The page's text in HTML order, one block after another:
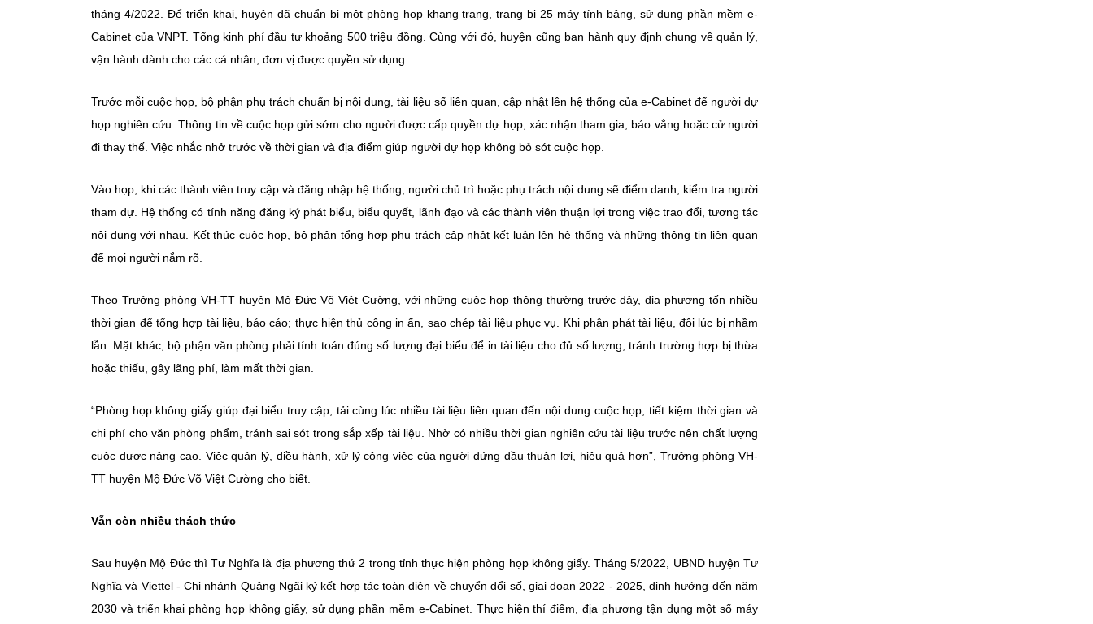
tháng 4/2022. Để triển khai, huyện đã chuẩn bị một phòng họp khang trang, trang bị 25 máy tính bảng, sử dụng phần mềm e-
Cabinet của VNPT. Tổng kinh phí đầu tư khoảng 500 triệu đồng. Cùng với đó, huyện cũng ban hành quy định chung về quản lý,
vận hành dành cho các cá nhân, đơn vị được quyền sử dụng.
Trước mỗi cuộc họp, bộ phận phụ trách chuẩn bị nội dung, tài liệu số liên quan, cập nhật lên hệ thống của e-Cabinet để người dự
họp nghiên cứu. Thông tin về cuộc họp gửi sớm cho người được cấp quyền dự họp, xác nhận tham gia, báo vắng hoặc cử người
đi thay thế. Việc nhắc nhở trước về thời gian và địa điểm giúp người dự họp không bỏ sót cuộc họp.
Vào họp, khi các thành viên truy cập và đăng nhập hệ thống, người chủ trì hoặc phụ trách nội dung sẽ điểm danh, kiểm tra người
tham dự. Hệ thống có tính năng đăng ký phát biểu, biểu quyết, lãnh đạo và các thành viên thuận lợi trong việc trao đổi, tương tác
nội dung với nhau. Kết thúc cuộc họp, bộ phận tổng hợp phụ trách cập nhật kết luận lên hệ thống và những thông tin liên quan
để mọi người nắm rõ.
Theo Trưởng phòng VH-TT huyện Mộ Đức Võ Việt Cường, với những cuộc họp thông thường trước đây, địa phương tốn nhiều
thời gian để tổng hợp tài liệu, báo cáo; thực hiện thủ công in ấn, sao chép tài liệu phục vụ. Khi phân phát tài liệu, đôi lúc bị nhầm
lẫn. Mặt khác, bộ phận văn phòng phải tính toán đúng số lượng đại biểu để in tài liệu cho đủ số lượng, tránh trường hợp bị thừa
hoặc thiếu, gây lãng phí, làm mất thời gian.
“Phòng họp không giấy giúp đại biểu truy cập, tải cùng lúc nhiều tài liệu liên quan đến nội dung cuộc họp; tiết kiệm thời gian và
chi phí cho văn phòng phẩm, tránh sai sót trong sắp xếp tài liệu. Nhờ có nhiều thời gian nghiên cứu tài liệu trước nên chất lượng
cuộc được nâng cao. Việc quản lý, điều hành, xử lý công việc của người đứng đầu thuận lợi, hiệu quả hơn”, Trưởng phòng VH-
TT huyện Mộ Đức Võ Việt Cường cho biết.
Vẫn còn nhiều thách thức
Sau huyện Mộ Đức thì Tư Nghĩa là địa phương thứ 2 trong tỉnh thực hiện phòng họp không giấy. Tháng 5/2022, UBND huyện Tư
Nghĩa và Viettel - Chi nhánh Quảng Ngãi ký kết hợp tác toàn diện về chuyển đổi số, giai đoạn 2022 - 2025, định hướng đến năm
2030 và triển khai phòng họp không giấy, sử dụng phần mềm e-Cabinet. Thực hiện thí điểm, địa phương tận dụng một số máy